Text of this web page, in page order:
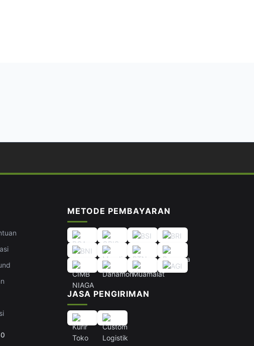
METODE PEMBAYARAN
JASA PENGIRIMAN